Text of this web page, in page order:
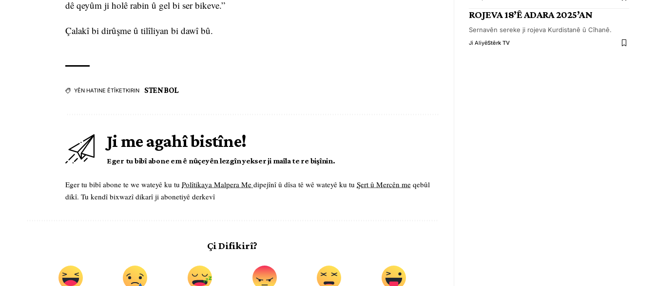
dê qeyûm ji holê rabin û gel bi ser bikeve.”
Çalakî bi dirûşme û tilîliyan bi dawî bû.
YÊN HATINE ÊTÎKETKIRIN STENBOL
Ji me agahî bistîne!
Eger tu bibî abone em ê nûçeyên lezgîn yekser ji maîla te re bişînin.
Eger tu bibî abone te we wateyê ku tu Polîtikaya Malpera Me dipejînî û dîsa tê wê wateyê ku tu Şert û Mercên me qebûl
dikî. Tu kendî bixwazî dikarî ji abonetiyê derkevî
Çi Difikirî?
ROJEVA 18’Ê ADARA 2025’AN
Sernavên sereke ji rojeva Kurdistanê û Cîhanê.
Ji AliyêStêrk TV